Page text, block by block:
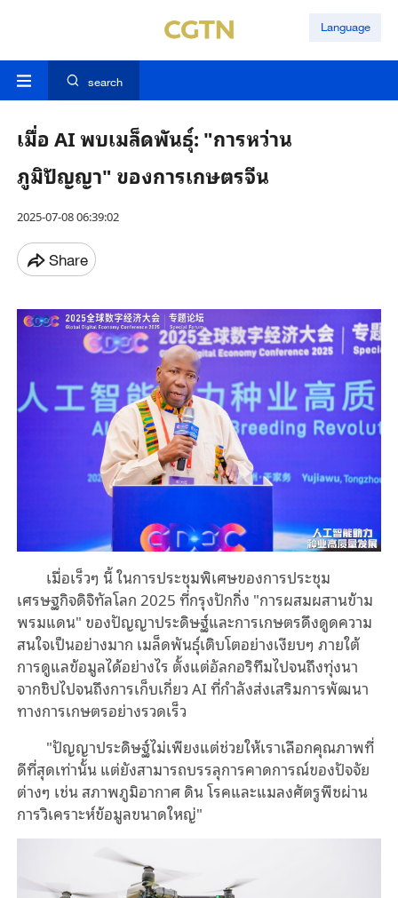
Language
search
เมื่อ AI พบเมล็ดพันธุ์: "การหว่าน
ภูมิปัญญา" ของการเกษตรจีน
2025-07-08 06:39:02
Share
เมื่อเร็วๆ นี้ ในการประชุมพิเศษของการประชุม
เศรษฐกิจดิจิทัลโลก 2025 ที่กรุงปักกิ่ง "การผสมผสานข้าม
พรมแดน" ของปัญญาประดิษฐ์และการเกษตรดึงดูดความ
สนใจเป็นอย่างมาก เมล็ดพันธุ์เติบโตอย่างเงียบๆ ภายใต้
การดูแลข้อมูลได้อย่างไร ตั้งแต่อัลกอริทึมไปจนถึงทุ่งนา
จากชิปไปจนถึงการเก็บเกี่ยว AI ที่กําลังส่งเสริมการพัฒนา
ทางการเกษตรอย่างรวดเร็ว
"ปัญญาประดิษฐ์ไม่เพียงแต่ช่วยให้เราเลือกคุณภาพที่
ดีที่สุดเท่านั้น แต่ยังสามารถบรรลุการคาดการณ์ของปัจจัย
ต่างๆ เช่น สภาพภูมิอากาศ ดิน โรคและแมลงศัตรูพืชผ่าน
การวิเคราะห์ข้อมูลขนาดใหญ่"